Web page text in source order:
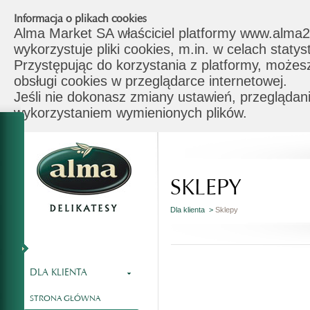
Informacja o plikach cookies
Alma Market SA właściciel platformy
wykorzystuje pliki cookies, m.in. w celach
Przystępując do korzystania z platformy,
obsługi cookies w przeglądarce internetowej.
Jeśli nie dokonasz zmiany ustawień,
wykorzystaniem wymienionych plików.
DLA KLIENTA
STRONA GŁÓWNA
SKLEPY
Dla klienta >Sklepy